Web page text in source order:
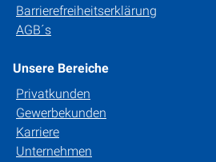
Barrierefreiheitserklärung
AGB´s
Unsere Bereiche
Privatkunden
Gewerbekunden
Karriere
Unternehmen